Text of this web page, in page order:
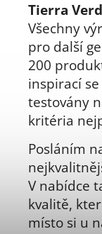
Tierra
Všechny
pro další
200
inspirací
testovány
kritéria
Posláním
V nabídce
kvalitě,
místo si u